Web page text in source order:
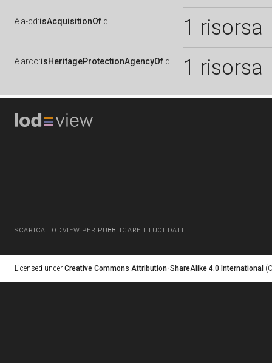
è a-cd:isAcquisitionOf di 1 risorsa
è arco:isHeritageProtectionAgencyOf di 1 risorsa
SCARICA LODVIEW PER PUBBLICARE I TUOI DATI
Licensed under Creative Commons Attribution-ShareAlike 4.0 International